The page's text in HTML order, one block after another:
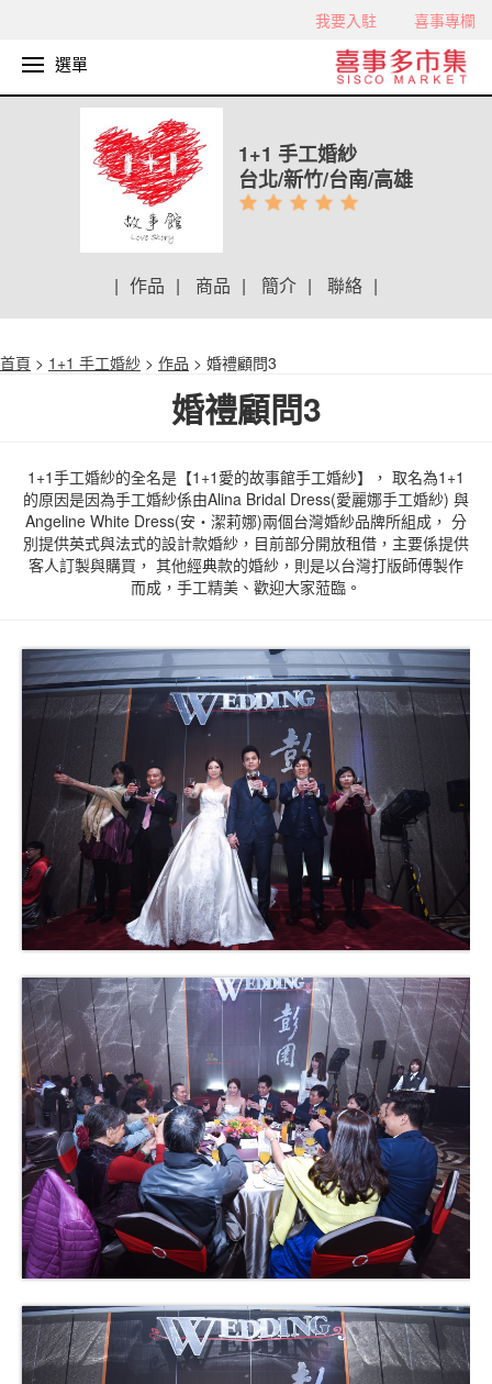
我要入駐 喜事專欄
選單
1+1 手工婚紗
台北/新竹/台南/高雄
| 作品 | 商品 | 簡介 | 聯絡 |
首頁 > 1+1 手工婚紗 > 作品 > 婚禮顧問3
婚禮顧問3
1+1手工婚紗的全名是【1+1愛的故事館手工婚紗】， 取名為1+1
的原因是因為手工婚紗係由Alina Bridal Dress(愛麗娜手工婚紗) 與
Angeline White Dress(安‧潔莉娜)兩個台灣婚紗品牌所組成， 分
別提供英式與法式的設計款婚紗，目前部分開放租借，主要係提供
客人訂製與購買， 其他經典款的婚紗，則是以台灣打版師傅製作
而成，手工精美、歡迎大家蒞臨。